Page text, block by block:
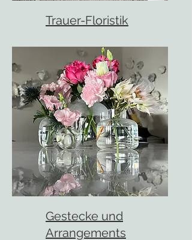
Trauer-Floristik
Gestecke und
Arrangements